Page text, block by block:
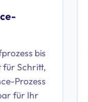
bis
für Schritt,
Prozess
für Ihr